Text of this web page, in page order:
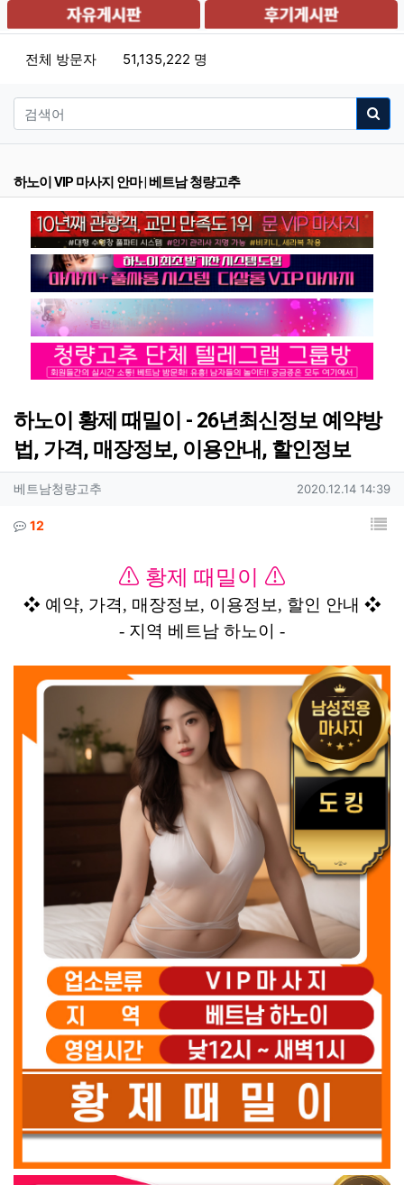
전체 방문자 51,135,222 명
하노이 VIP 마사지 안마 | 베트남 청량고추
분류
하노이 황제 때밀이 - 26년최신정보 예약방
법, 가격, 매장정보, 이용안내, 할인정보
작성자 정보
작성자
베트남청량고추 작성일
2020.12.14 14:39
컨텐츠 정보
댓글12 목
⚠ 황제 때밀이 ⚠
❖ 예약, 가격, 매장정보, 이용정보, 할인 안내 ❖
- 지역 베트남 하노이 -